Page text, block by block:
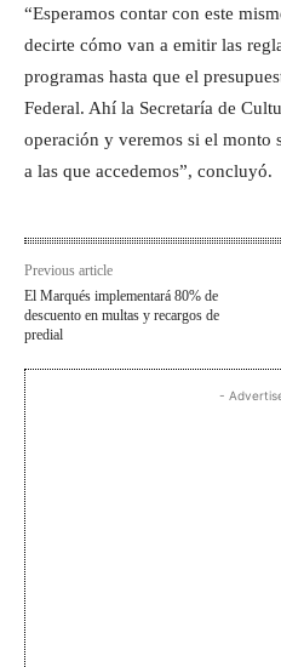
“Esperamos contar con este
decirte cómo van a emitir las
programas hasta que el
Federal. Ahí la Secretaría de
operación y veremos si el monto
a las que accedemos”, concluyó.
Previous article
El Marqués implementará 80% de
descuento en multas y recargos de
predial
-